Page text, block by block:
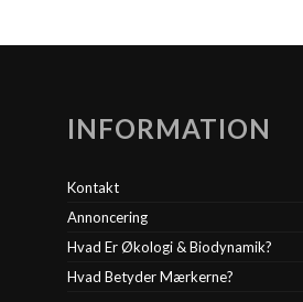
INFORMATION
Kontakt
Annoncering
Hvad Er Økologi & Biodynamik?
Hvad Betyder Mærkerne?